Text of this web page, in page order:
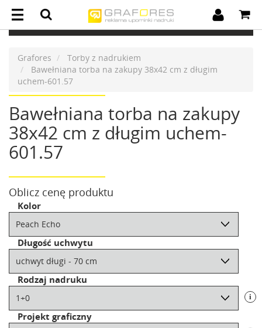
Grafores
Torby z nadrukiem
Bawełniana torba na zakupy 38x42 cm z długim
uchem-601.57
Bawełniana torba na zakupy
38x42 cm z długim uchem-
601.57
Oblicz cenę produktu
Kolor
Długość uchwytu
Rodzaj nadruku
i
Projekt graficzny